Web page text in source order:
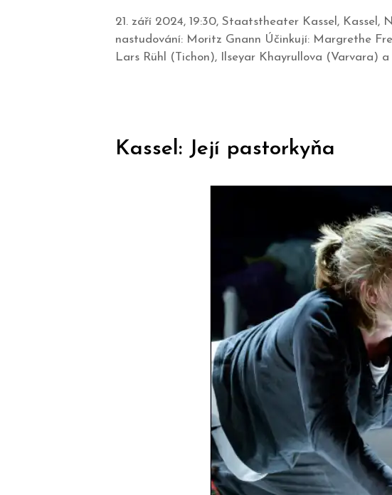
21. září 2024, 19:30, Staatstheater Kassel,
nastudování: Moritz Gnann Účinkují: Margrethe
Lars Rühl (Tichon), Ilseyar Khayrullova (Varvara) a
Kassel: Její pastorkyňa